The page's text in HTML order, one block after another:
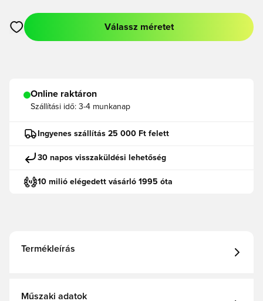
Megnyit egy modált a bejelentkezéshez vagy a tagként való
Válassz méretet
Online raktáron
Szállítási idő: 3-4 munkanap
Ingyenes szállítás 25 000 Ft felett
30 napos visszaküldési lehetőség
10 milió elégedett vásárló 1995 óta
Termékleírás
Műszaki adatok